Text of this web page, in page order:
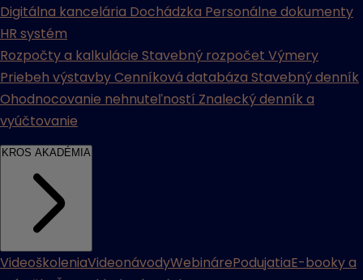
Digitálna kancelária Dochádzka Personálne dokumenty
HR systém
Rozpočty a kalkulácie Stavebný rozpočet Výmery
Priebeh výstavbyCenníková databáza Stavebný denník
Ohodnocovanie nehnuteľností Znalecký denník a
vyúčtovanie
KROS AKADÉMIA
VideoškoleniaVideonávodyWebinárePodujatiaE-booky a